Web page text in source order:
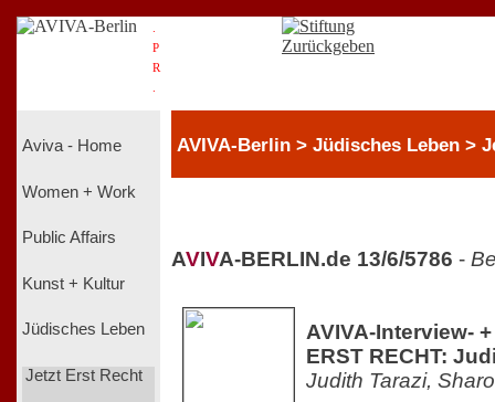
P
R
Aviva - Home
Women + Work
Public Affairs
Kunst + Kultur
Jüdisches Leben
Jetzt Erst Recht
AVIVA-Berlin > Jüdisches Leben >
AVIVA-BERLIN.de 13/6/5786 -
AVIVA-Interview-
ERST RECHT:
Judith Tarazi,